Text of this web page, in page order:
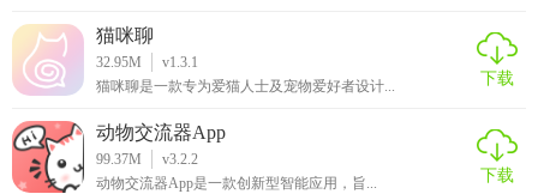
【喵优惠软件优势】
猫咪聊
32.95M
v1.3.1
猫咪聊是一款专为爱猫人士及宠物爱好者设计...
下载
动物交流器App
99.37M
v3.2.2
动物交流器App是一款创新型智能应用，旨...
下载